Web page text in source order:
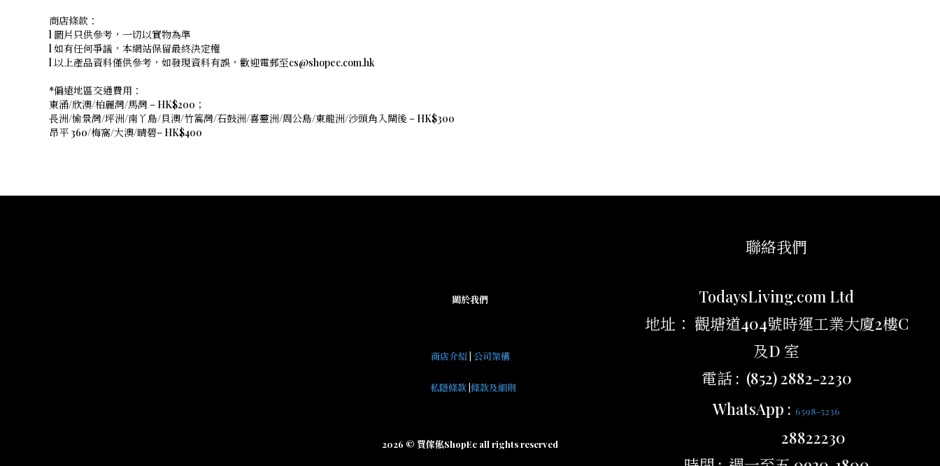
商店條款：
l 圖片只供參考，一切以實物為準
l 如有任何爭議，本網站保留最終決定權
l 以上產品資料僅供參考，如發現資料有誤，歡迎電郵至cs@shopec.com.hk
*偏遠地區交通費用：
東涌/欣澳/柏麗灣/馬灣 – HK$200；
長洲/愉景灣/坪洲/南丫島/貝澳/竹篙灣/石鼓洲/喜靈洲/周公島/東龍洲/沙頭角入閘後 – HK$300
昂平 360/梅窩/大澳/晴碧– HK$400
關於我們
商店介紹| 公司架構
私隱條款 條款及細則
2026 © 買傢俬ShopEc all rights reserved
聯絡我們
TodaysLiving.com Ltd
地址： 觀塘道404號時運工業大廈2樓C
及D 室
電話 : (852) 2882-2230
WhatsApp : 6598-5236
28822230